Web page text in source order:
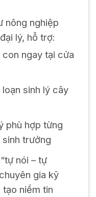
nông nghiệp
lý, hỗ trợ:
ngay tại cửa
sinh lý cây
phù hợp từng
sinh trưởng
nói – tự
gia kỹ
niềm tin